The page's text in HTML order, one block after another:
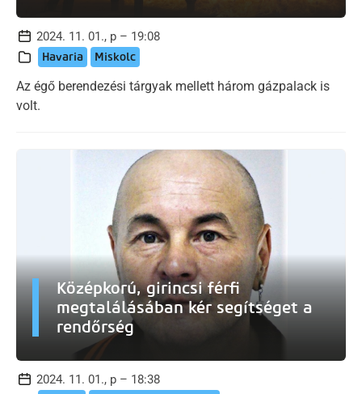
2024. 11. 01., p – 19:08
Havaria Miskolc
Az égő berendezési tárgyak mellett három gázpalack is
volt.
Középkorú, girincsi férfi
megtalálásában kér segítséget a
rendőrség
2024. 11. 01., p – 18:38